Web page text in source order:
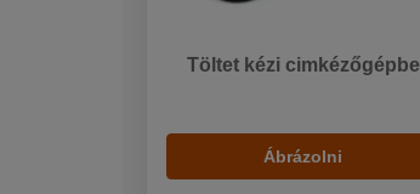
Töltet kézi cimkézőgépbe
Ábrázolni